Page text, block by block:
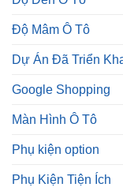
Màn Hình Ô Tô
Phụ kiện option
Cảnh báo điểm mù
Cảnh báo va chạm